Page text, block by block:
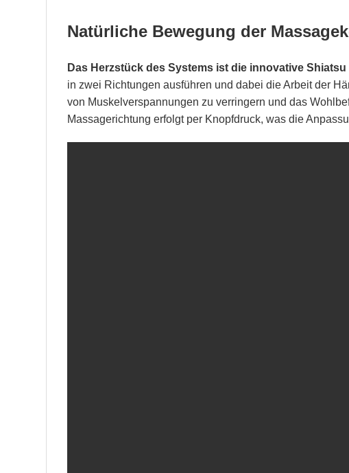
Natürliche Bewegung der
Das Herzstück des Systems ist die innovative
in zwei Richtungen ausführen und dabei die Arbeit der
von Muskelverspannungen zu verringern und das
Massagerichtung erfolgt per Knopfdruck, was die